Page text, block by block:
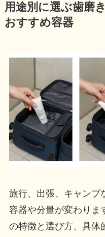
用途別に選ぶ歯磨
おすすめ容器
旅行、出張、キャンプ
容器や分量が変わりま
の特徴と選び方、具体